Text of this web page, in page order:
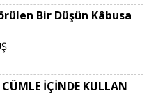
Bir Düşün Kâbusa
İÇİNDE KULLAN